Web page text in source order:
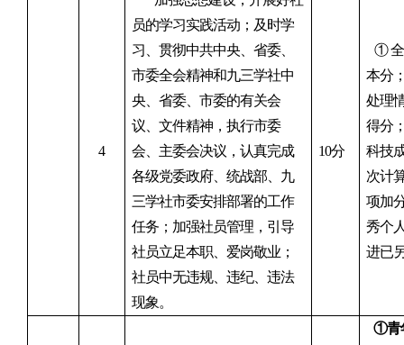
4
员的学习实践活动；及时学
习、贯彻中共中央、省委、
市委全会精神和九三学社中
央、省委、市委的有关会
议、文件精神，执行市委
会、主委会决议，认真完成
各级党委政府、统战部、九
三学社市委安排部署的工作
任务；加强社员管理， 引导
社员立足本职、爱岗敬业；
社员中无违规、违纪、违法
现象。
10分
①
本分
处理
得分
科技
次计
项加
秀个
进已
①青